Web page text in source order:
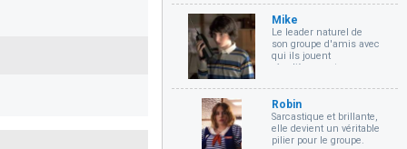
Mike
Le leader naturel de
son groupe d'amis avec
qui ils jouent
régulièrement au
dragons.
Robin
Sarcastique et brillante,
elle devient un véritable
pilier pour le groupe.